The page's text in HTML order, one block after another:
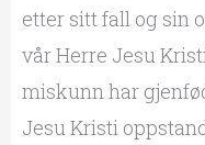
etter sitt fall og sin
vår Herre Jesu
miskunn har
Jesu Kristi